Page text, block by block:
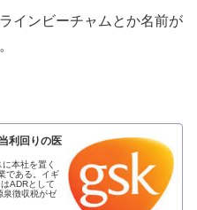
インビーチャムとか名前が
利回りの医
本社を置く
である。イギ
ADRとして
泉徴収税がゼ